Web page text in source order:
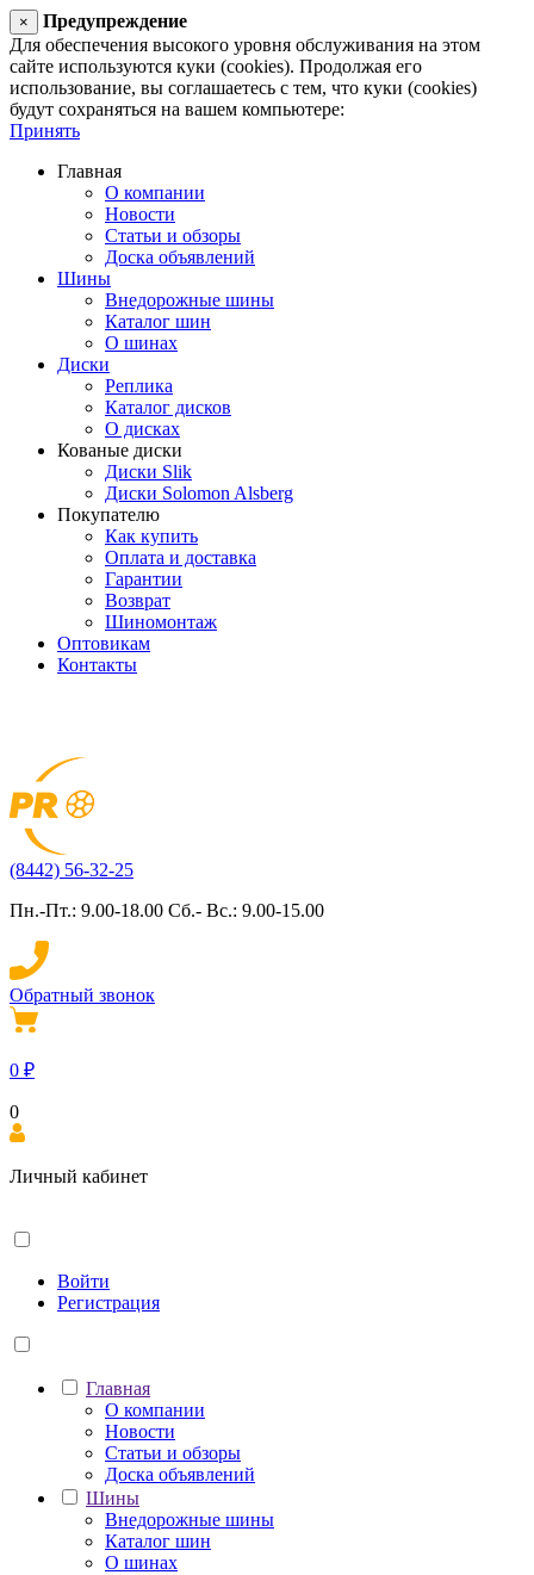
×
Предупреждение
Для обеспечения высокого уровня обслуживания на этом
сайте используются куки (cookies). Продолжая его
использование, вы соглашаетесь с тем, что куки (cookies)
будут сохраняться на вашем компьютере:
Принять
Главная
О компании
Новости
Статьи и обзоры
Доска объявлений
Шины
Внедорожные шины
Каталог шин
О шинах
Диски
Реплика
Каталог дисков
О дисках
Кованые диски
Диски Slik
Диски Solomon Alsberg
Покупателю
Как купить
Оплата и доставка
Гарантии
Возврат
Шиномонтаж
Оптовикам
Контакты
(8442) 56-32-25
Пн.-Пт.: 9.00-18.00 Сб.- Вс.: 9.00-15.00
Обратный звонок
0 ₽
0
Личный кабинет
Войти
Регистрация
Главная
О компании
Новости
Статьи и обзоры
Доска объявлений
Шины
Внедорожные шины
Каталог шин
О шинах